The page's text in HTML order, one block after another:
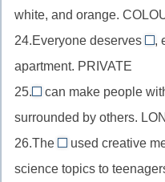
(уберём
немую
e)
движения,
s
в
качестве
подлежащего,
(минус
e)
white, and orange.
24.Everyone deserves
в
,
apartment. PRIVATE
25.
//
существительное
в
can make people
surrounded by others.
26.The
//
used creative
science topics to